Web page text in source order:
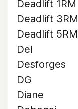
Deadlift 1RM
Deadlift 3RM
Deadlift 5RM
Del
Desforges
DG
Diane